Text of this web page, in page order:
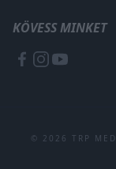
KÖVESS MINKET
© 2026 TRP